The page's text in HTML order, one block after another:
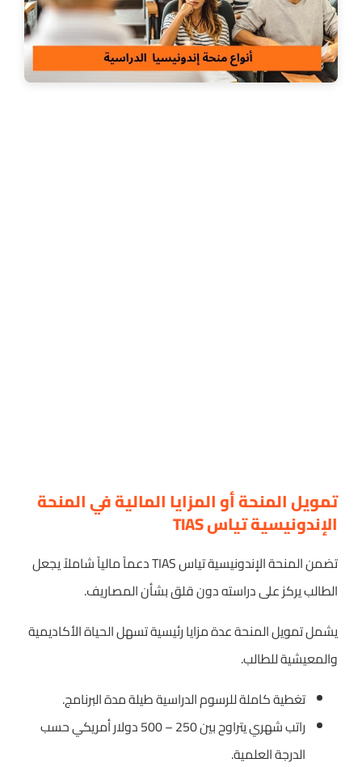
تمويل المنحة أو المزايا المالية في المنحة
الإندونيسية تياس TIAS
تضمن المنحة الإندونيسية تياس TIAS دعماً مالياً شاملاً يجعل
الطالب يركز على دراسته دون قلق بشأن المصاريف.
يشمل تمويل المنحة عدة مزايا رئيسية تسهل الحياة الأكاديمية
والمعيشية للطالب.
تغطية كاملة للرسوم الدراسية طيلة مدة البرنامج.
راتب شهري يتراوح بين 250 – 500 دولار أمريكي حسب
الدرجة العلمية.